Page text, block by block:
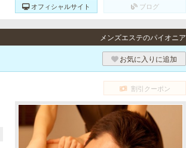
オフィシャルサイト ブログ
メンズエステのパイオニア
お気に入りに追加
割引クーポン